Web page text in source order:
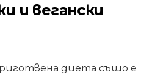
и вегански
диета също е